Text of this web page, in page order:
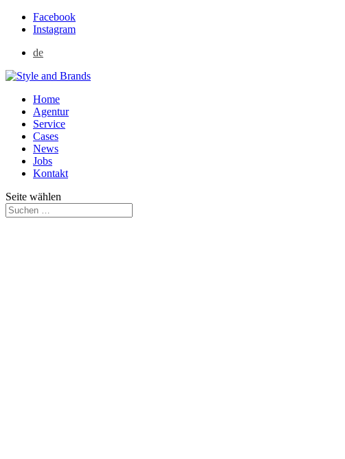
Facebook
Instagram
de
Home
Agentur
Service
Cases
News
Jobs
Kontakt
Seite wählen